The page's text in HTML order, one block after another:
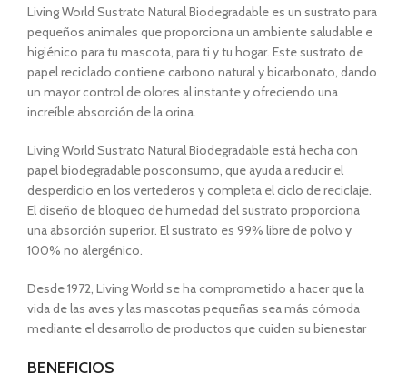
Living World Sustrato Natural Biodegradable es un sustrato para
pequeños animales que proporciona un ambiente saludable e
higiénico para tu mascota, para ti y tu hogar. Este sustrato de
papel reciclado contiene carbono natural y bicarbonato, dando
un mayor control de olores al instante y ofreciendo una
increíble absorción de la orina.
Living World Sustrato Natural Biodegradable está hecha con
papel biodegradable posconsumo, que ayuda a reducir el
desperdicio en los vertederos y completa el ciclo de reciclaje.
El diseño de bloqueo de humedad del sustrato proporciona
una absorción superior. El sustrato es 99% libre de polvo y
100% no alergénico.
Desde 1972, Living World se ha comprometido a hacer que la
vida de las aves y las mascotas pequeñas sea más cómoda
mediante el desarrollo de productos que cuiden su bienestar
BENEFICIOS